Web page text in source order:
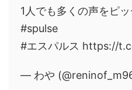
1人でも多くの声をピッ
#spulse
#エスパルス https://
— わや